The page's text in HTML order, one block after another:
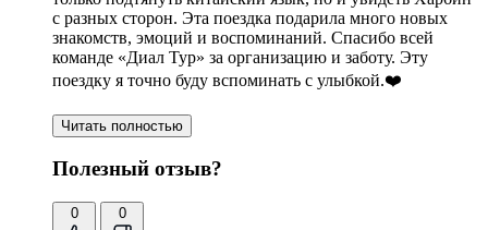
с разных сторон. Эта поездка подарила много новых
знакомств, эмоций и воспоминаний. Спасибо всей
команде «Диал Тур» за организацию и заботу. Эту
поездку я точно буду вспоминать с улыбкой.❤️
Читать полностью
Полезный отзыв?
0 0